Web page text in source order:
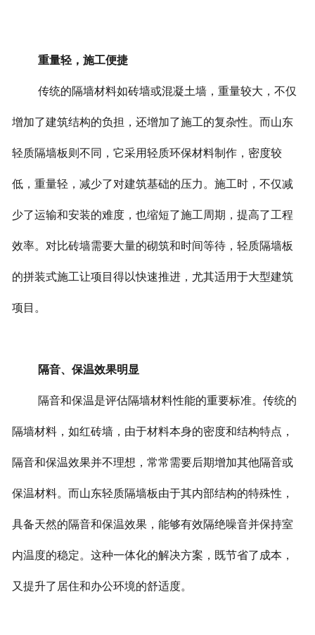
重量轻，施工便捷
传统的隔墙材料如砖墙或混凝土墙，重量较大，不仅
增加了建筑结构的负担，还增加了施工的复杂性。而山东
轻质隔墙板则不同，它采用轻质环保材料制作，密度较
低，重量轻，减少了对建筑基础的压力。施工时，不仅减
少了运输和安装的难度，也缩短了施工周期，提高了工程
效率。对比砖墙需要大量的砌筑和时间等待，轻质隔墙板
的拼装式施工让项目得以快速推进，尤其适用于大型建筑
项目。
隔音、保温效果明显
隔音和保温是评估隔墙材料性能的重要标准。传统的
隔墙材料，如红砖墙，由于材料本身的密度和结构特点，
隔音和保温效果并不理想，常常需要后期增加其他隔音或
保温材料。而山东轻质隔墙板由于其内部结构的特殊性，
具备天然的隔音和保温效果，能够有效隔绝噪音并保持室
内温度的稳定。这种一体化的解决方案，既节省了成本，
又提升了居住和办公环境的舒适度。